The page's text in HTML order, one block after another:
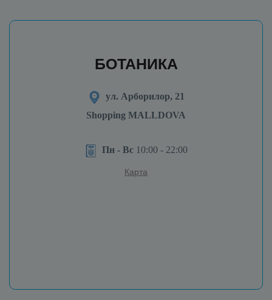
БОТАНИКА
ул. Арборилор, 21
Shopping MALLDOVA
Пн - Вс 10:00 - 22:00
Карта